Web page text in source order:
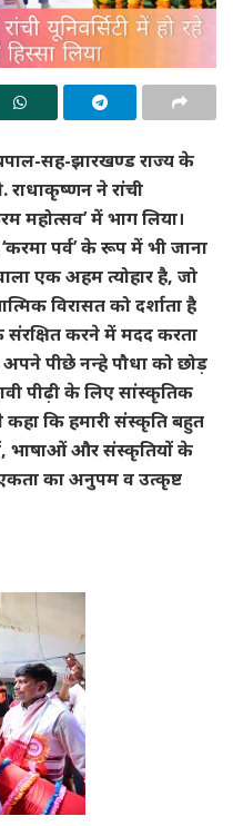
सह-झारखण्ड राज्य के
राधाकृष्णन ने रांची
महोत्सव’ में भाग लिया।
पर्व’ के रूप में भी जाना
एक अहम त्योहार है, जो
विरासत को दर्शाता है
करने में मदद करता
पीछे नन्हे पौधा को छोड़
पीढ़ी के लिए सांस्कृतिक
कहा कि हमारी संस्कृति बहुत
भाषाओं और संस्कृतियों के
का अनुपम व उत्कृष्ट